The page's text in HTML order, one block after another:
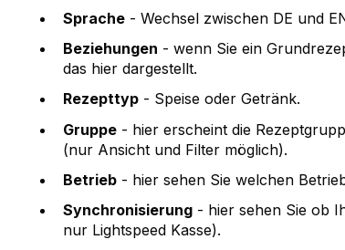
Sprache- Wechsel zwischen DE und
Beziehungen - wenn Sie ein
das hier dargestellt.
Rezepttyp- Speise oder Getränk.
Gruppe- hier erscheint die
(nur Ansicht und Filter möglich).
Betrieb- hier sehen Sie welchen
Synchronisierung- hier sehen Sie ob
nur Lightspeed Kasse).